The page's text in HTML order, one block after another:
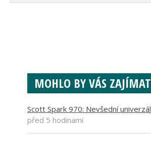
MOHLO BY VÁS ZAJÍMAT
Scott Spark 970: Nevšední univerzál
před 5 hodinami